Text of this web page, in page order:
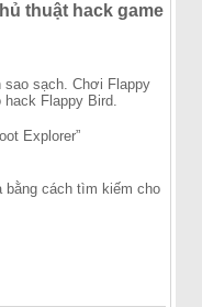
thuật hack game
sao sạch. Chơi Flappy
Flappy Bird.
Explorer”
bằng cách tìm kiếm cho